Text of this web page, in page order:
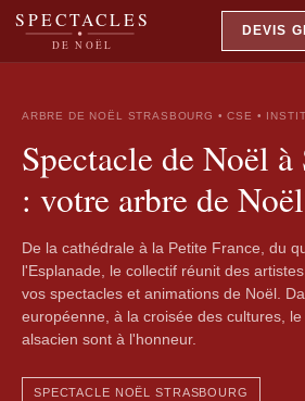
SPECTACLES
DE NOËL
DEVIS
ARBRE DE NOËL STRASBOURG • CSE •
Spectacle de Noël à
: votre arbre de Noël
De la cathédrale à la Petite France, du
l'Esplanade, le collectif réunit des
vos spectacles et animations de Noël.
européenne, à la croisée des cultures,
alsacien sont à l'honneur.
SPECTACLE NOËL STRASBOURG